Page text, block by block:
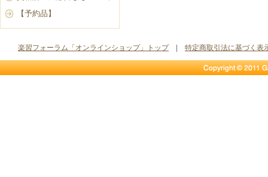
【予約品】
楽習フォーラム「オンラインショップ」トップ| 特定商取引法に基づく表